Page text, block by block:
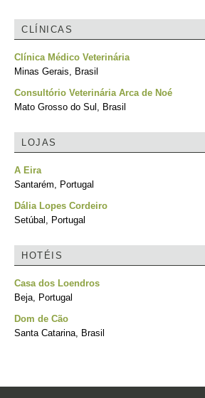
CLÍNICAS
Clínica Médico Veterinária
Minas Gerais, Brasil
Consultório Veterinária Arca de Noé
Mato Grosso do Sul, Brasil
LOJAS
A Eira
Santarém, Portugal
Dália Lopes Cordeiro
Setúbal, Portugal
HOTÉIS
Casa dos Loendros
Beja, Portugal
Dom de Cão
Santa Catarina, Brasil